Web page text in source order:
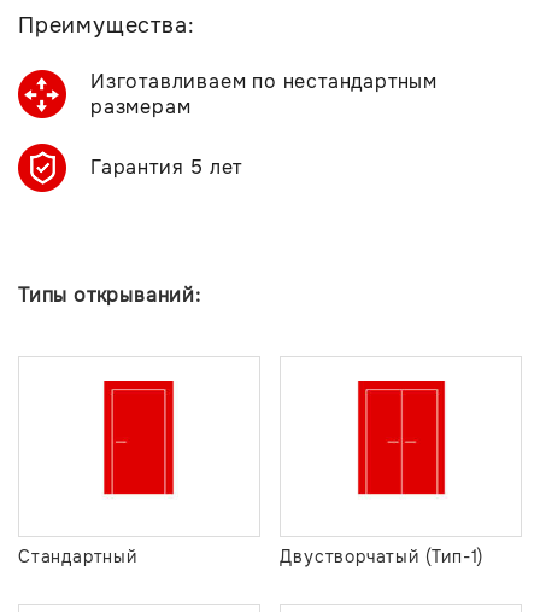
Преимущества:
Изготавливаем по нестандартным
размерам
Гарантия 5 лет
Типы открываний:
Стандартный Двустворчатый (Тип-1)